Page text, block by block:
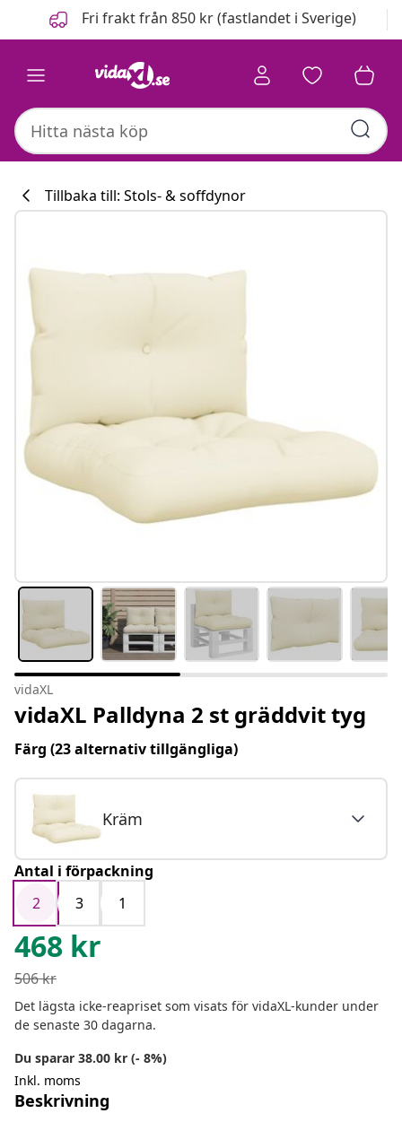
FöregåendeFri frakt från 850 kr (fastlandet i Sverige)
Tillbaka till: Stols- & soffdynor
vidaXL
vidaXL Palldyna 2 st gräddvit tyg
Färg (23 alternativ tillgängliga)
Kräm
Antal i förpackning
2
3 1
468 kr
506kr
Det lägsta icke-reapriset som visats för vidaXL-kunder under
de senaste 30 dagarna.
Du sparar 38.00 kr (- 8%)
Inkl. moms
Beskrivning